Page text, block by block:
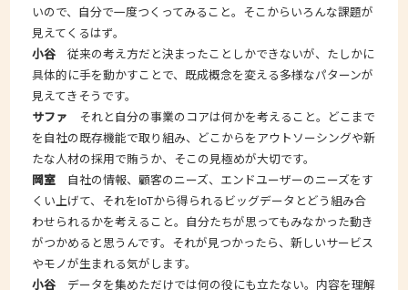
いので、自分で一度つくってみること。そこからいろんな課題が
見えてくるはず。
小谷従来の考え方だと決まったことしかできないが、たしかに
具体的に手を動かすことで、既成概念を変える多様なパターンが
見えてきそうです。
サファ それと自分の事業のコアは何かを考えること。どこまで
を自社の既存機能で取り組み、どこからをアウトソーシングや新
たな人材の採用で賄うか、そこの見極めが大切です。
岡室 自社の情報、顧客のニーズ、エンドユーザーのニーズをす
くい上げて、それをIoTから得られるビッグデータとどう組み合
わせられるかを考えること。自分たちが思ってもみなかった動き
がつかめると思うんです。それが見つかったら、新しいサービス
やモノが生まれる気がします。
小谷 データを集めただけでは何の役にも立たない。内容を理解